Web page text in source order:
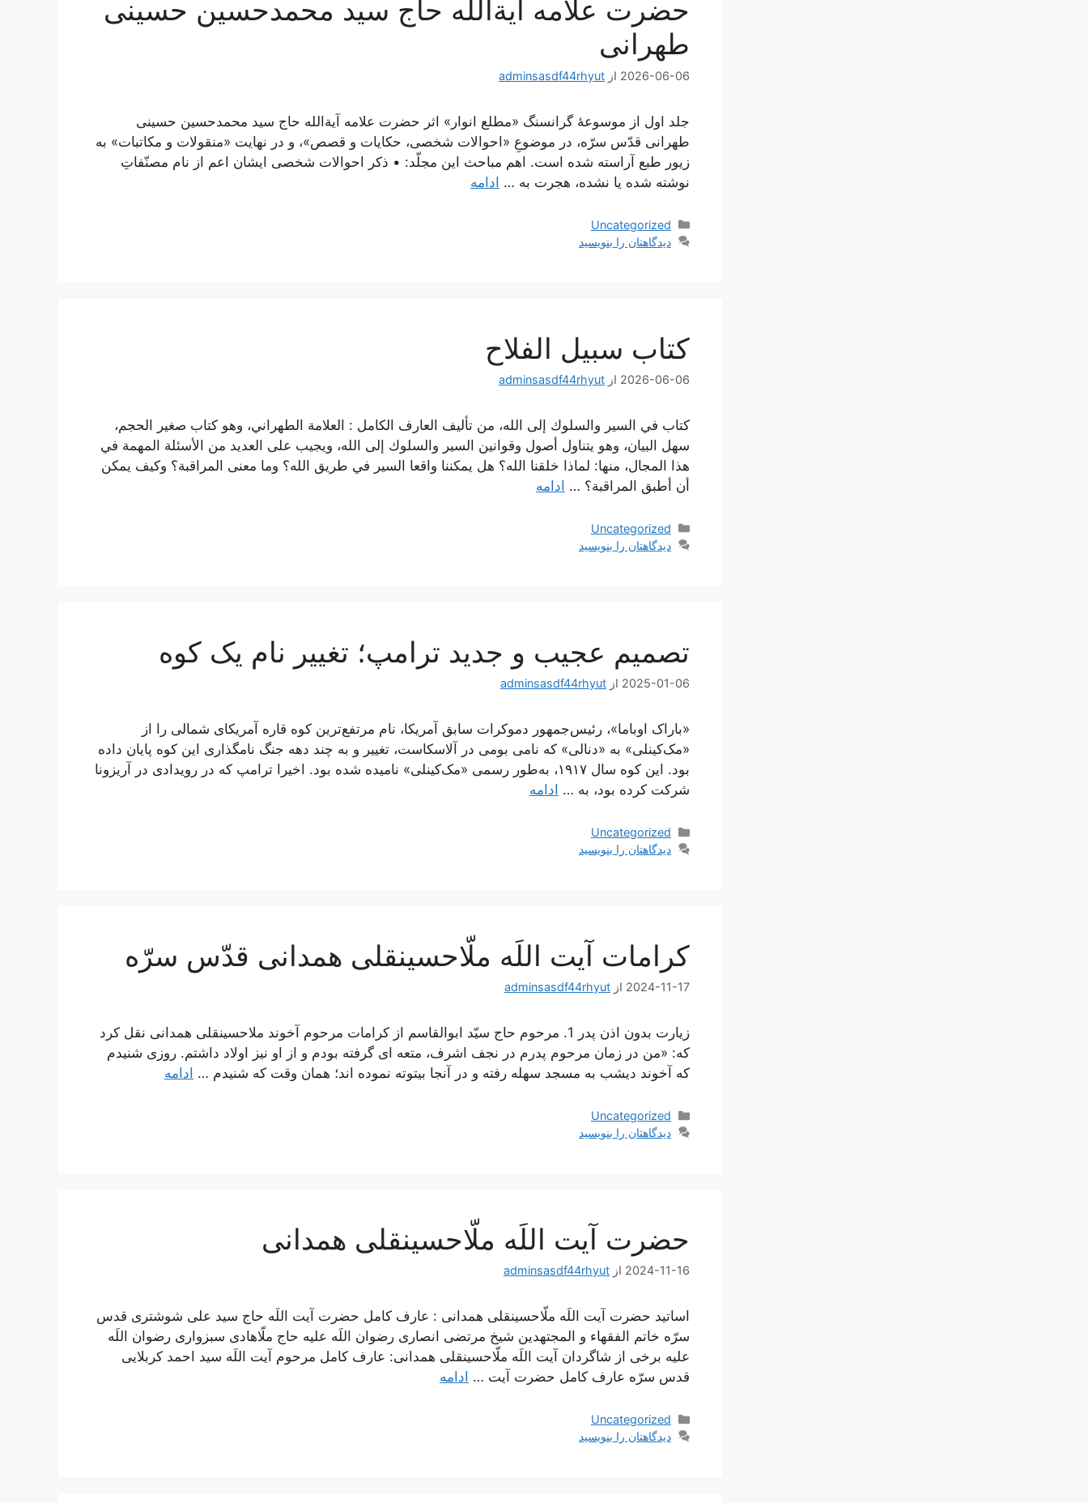
حضرت علامه آیة‌الله حاج سید محمدحسین حسینی
طهرانی
2026-06-06 از adminsasdf44rhyut
جلد اول از موسوعۀ گرانسنگ «مطلع انوار» اثر حضرت علامه آیة‌الله حاج سید محمدحسین حسینی
طهرانی قدّس سرّه، در موضوعِ «احوالات شخصی، حکایات و قصص»، و در نهایت «منقولات و مکاتبات» به
زیور طبع آراسته شده است. اهم مباحث این مجلّد: • ذکر احوالات شخصی ایشان اعم از نام مصنّفاتِ
نوشته شده یا نشده، هجرت به … ادامه
دسته‌ها
Uncategorized
دیدگاهتان را بنویسید
كتاب سبيل الفلاح
2026-06-06 از adminsasdf44rhyut
كتاب في السير والسلوك إلى الله، من تأليف العارف الكامل : العلامة الطهراني، وهو كتاب صغير الحجم،
سهل البيان، وهو يتناول أصول وقوانين السير والسلوك إلى الله، ويجيب على العديد من الأسئلة المهمة في
هذا المجال، منها: لماذا خلقنا الله؟ هل يمكننا واقعا السير في طريق الله؟ وما معنى المراقبة؟ وكيف يمكن
أن أطبق المراقبة؟ … ادامه
دسته‌ها
Uncategorized
دیدگاهتان را بنویسید
تصمیم عجیب و جدید ترامپ؛ تغییر نام یک کوه
2025-01-06 از adminsasdf44rhyut
«باراک اوباما»، رئیس‌جمهور دموکرات سابق آمریکا، نام مرتفع‌ترین کوه قاره آمریکای شمالی را از
«مک‌کینلی» به «دنالی» که نامی بومی در آلاسکاست، تغییر و به چند دهه جنگ نامگذاری این کوه پایان داده
بود. این کوه سال ۱۹۱۷، به‌طور رسمی «مک‌کینلی» نامیده شده بود. اخیرا ترامپ که در رویدادی در آریزونا
شرکت کرده بود، به … ادامه
دسته‌ها
Uncategorized
دیدگاهتان را بنویسید
کرامات آیت اللَه ملّاحسینقلی همدانی قدّس سرّه
2024-11-17 از adminsasdf44rhyut
زیارت بدون اذن پدر 1. مرحوم حاج سيّد ابوالقاسم از كرامات مرحوم آخوند ملاحسينقلى همدانى نقل كرد
كه: «من در زمان مرحوم پدرم در نجف اشرف، متعه‏ اى گرفته بودم و از او نيز اولاد داشتم. روزى شنيدم
كه آخوند ديشب به مسجد سهله رفته و در آنجا بيتوته نموده‏ اند؛ همان وقت كه شنيدم … ادامه
دسته‌ها
Uncategorized
دیدگاهتان را بنویسید
حضرت آیت اللَه ملّاحسینقلی همدانی
2024-11-16 از adminsasdf44rhyut
اساتید حضرت آیت اللَه ملّاحسینقلی همدانی : عارف کامل حضرت آیت اللَه حاج سید علی شوشتری قدس
سرّه خاتم الفقهاء و المجتهدین شیخ مرتضی انصاری رضوان اللَه علیه حاج ملّاهادی سبزواری رضوان اللَه
علیه برخی از شاگردان آیت اللَه ملّاحسینقلی همدانی: عارف کامل مرحوم آیت اللَه سيد احمد كربلايى
قدس سرّه عارف کامل حضرت آیت … ادامه
دسته‌ها
Uncategorized
دیدگاهتان را بنویسید